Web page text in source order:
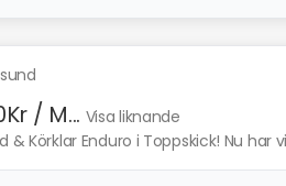
/ M... Visa liknande
& Körklar Enduro i Toppskick! Nu har